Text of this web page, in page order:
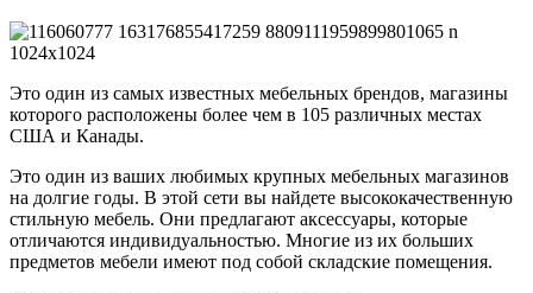
Это один из самых известных мебельных брендов, магазины
которого расположены более чем в 105 различных местах
США и Канады.
Это один из ваших любимых крупных мебельных магазинов
на долгие годы. В этой сети вы найдете высококачественную
стильную мебель. Они предлагают аксессуары, которые
отличаются индивидуальностью. Многие из их больших
предметов мебели имеют под собой складские помещения.